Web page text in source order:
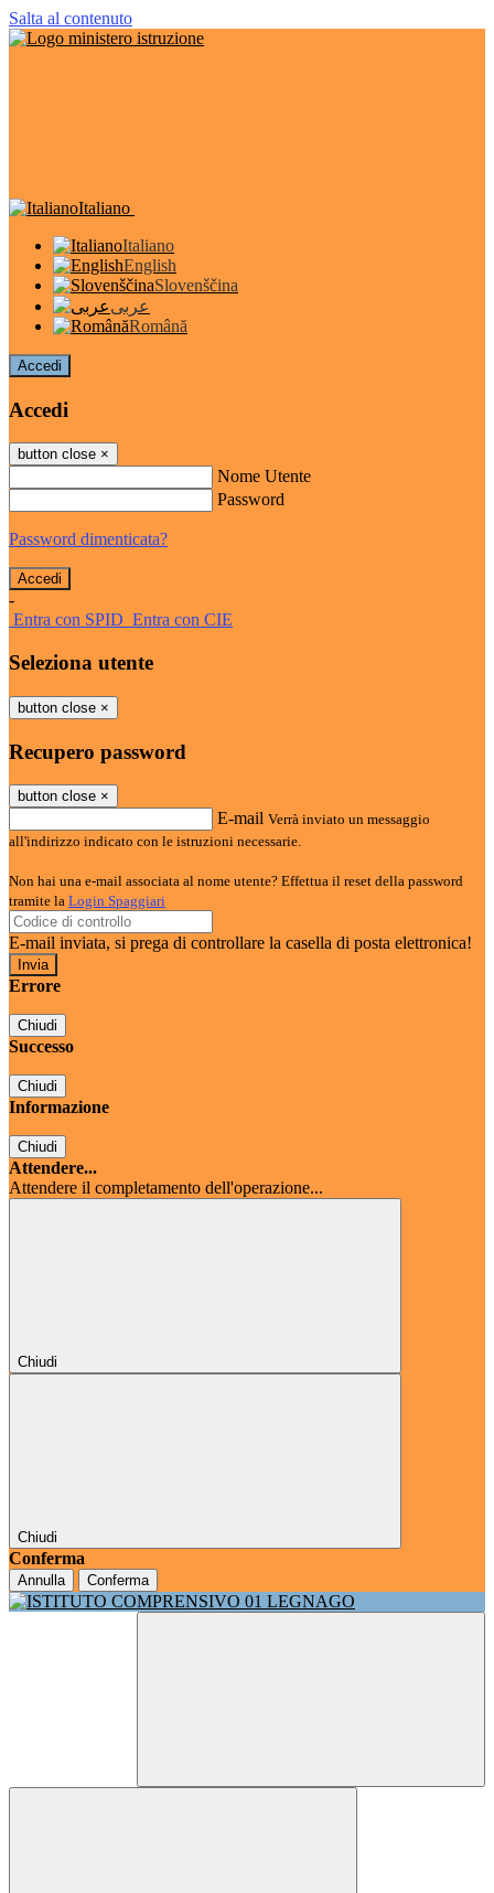
Salta al contenuto
Italiano
Italiano
English
Slovenščina
عربى
Română
Accedi
Accedi
button close ×
Nome Utente
Password
Password dimenticata?
-
Entra con SPID Entra con CIE
Seleziona utente
button close ×
Recupero password
button close ×
E-mail Verrà inviato un messaggio
all'indirizzo indicato con le istruzioni necessarie.
Non hai una e-mail associata al nome utente? Effettua il reset della password
tramite la Login Spaggiari
E-mail inviata, si prega di controllare la casella di posta elettronica!
Errore
Chiudi
Successo
Chiudi
Informazione
Chiudi
Attendere...
Attendere il completamento dell'operazione...
Chiudi
Chiudi
Conferma
Annulla Conferma